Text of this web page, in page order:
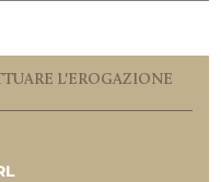
L'EROGAZIONE